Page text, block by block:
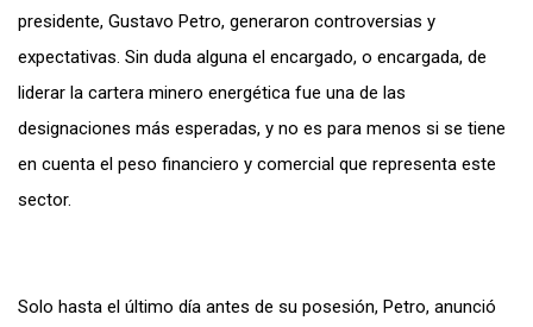
presidente, Gustavo Petro, generaron controversias y
expectativas. Sin duda alguna el encargado, o encargada, de
liderar la cartera minero energética fue una de las
designaciones más esperadas, y no es para menos si se tiene
en cuenta el peso financiero y comercial que representa este
sector.
Solo hasta el último día antes de su posesión, Petro, anunció